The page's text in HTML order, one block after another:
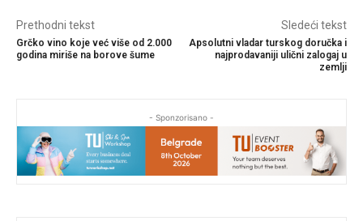
Prethodni tekst
Grčko vino koje već više od 2.000
godina miriše na borove šume
Sledeći tekst
Apsolutni vladar turskog doručka i
najprodavaniji ulični zalogaj u
zemlji
- Sponzorisano -